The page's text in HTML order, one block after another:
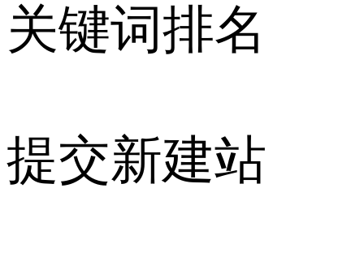
关键词排名
提交新建站